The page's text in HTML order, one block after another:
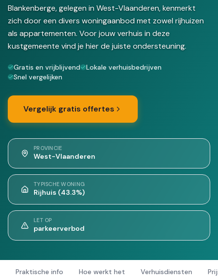
Blankenberge, gelegen in West-Vlaanderen, kenmerkt
zich door een divers woningaanbod met zowel rijhuizen
als appartementen. Voor jouw verhuis in deze
kustgemeente vind je hier de juiste ondersteuning.
Gratis en vrijblijvend
Lokale verhuisbedrijven
Snel vergelijken
Vergelijk gratis offertes
PROVINCIE
West-Vlaanderen
TYPISCHE WONING
Rijhuis (43.3%)
LET OP
parkeerverbod
Praktische info Hoe werkt het Verhuisdiensten